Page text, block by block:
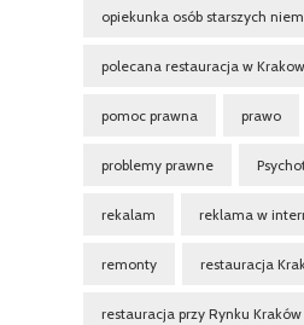
opiekunka osób starszych
polecana restauracja w
pomoc prawna prawo
problemy prawne
rekalam reklama w
remonty restauracja
restauracja przy Rynku Kraków